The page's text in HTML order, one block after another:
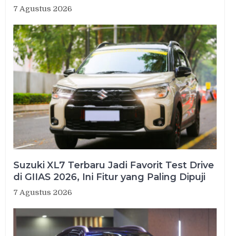
7 Agustus 2026
Suzuki XL7 Terbaru Jadi Favorit Test Drive
di GIIAS 2026, Ini Fitur yang Paling Dipuji
7 Agustus 2026